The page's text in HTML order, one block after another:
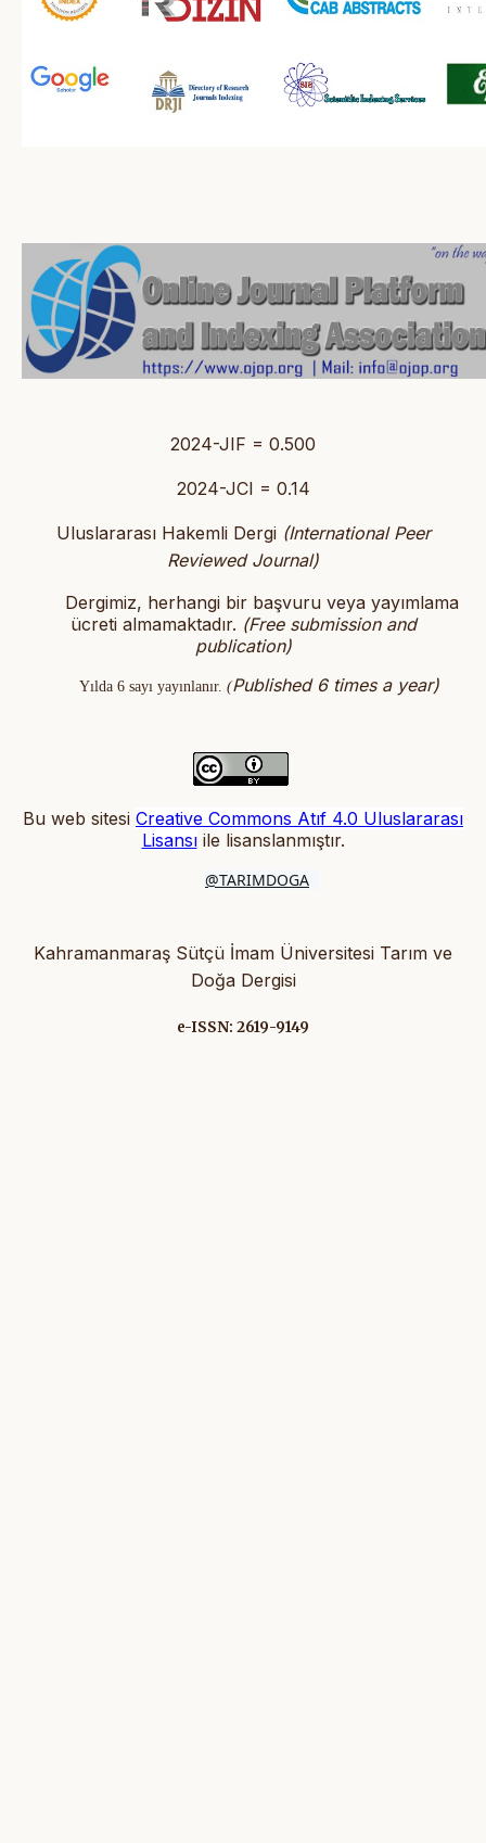
2024-JIF = 0.500
2024-JCI = 0.14
Uluslararası Hakemli Dergi (International Peer
Reviewed Journal)
Dergimiz, herhangi bir başvuru veya yayımlama
ücreti almamaktadır. (Free submission and
publication)
Yılda 6 sayı yayınlanır. (Published 6 times a year)
Bu web sitesi Creative Commons Atıf 4.0 Uluslararası
Lisansıile lisanslanmıştır.
@TARIMDOGA
Kahramanmaraş Sütçü İmam Üniversitesi Tarım ve
Doğa Dergisi
e-ISSN: 2619-9149